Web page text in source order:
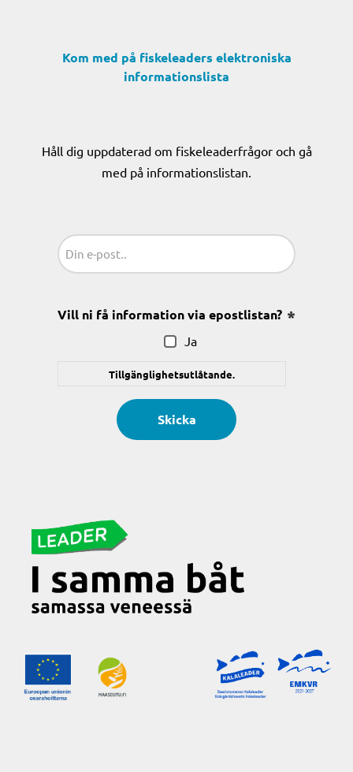
Kom med på fiskeleaders elektroniska
informationslista
Håll dig uppdaterad om fiskeleaderfrågor och gå
med på informationslistan.
Sähköposti
Vill ni få information via epostlistan?
Ja
Tillgänglighetsutlåtande.